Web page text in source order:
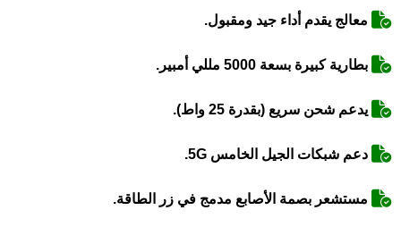
معالج يقدم أداء جيد ومقبول.
بطارية كبيرة بسعة 5000 مللي أمبير.
يدعم شحن سريع (بقدرة 25 واط).
دعم شبكات الجيل الخامس 5G.
مستشعر بصمة الأصابع مدمج في زر الطاقة.